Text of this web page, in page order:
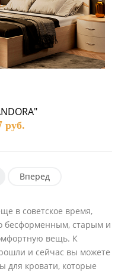
руб.
Вперед
в советское время,
бесформенным, старым и
вещь. К
и сейчас вы можете
для кровати, которые